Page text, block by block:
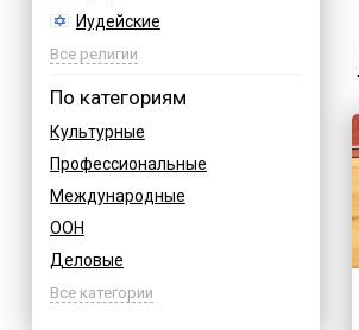
Болгария
Босния
Бразилия
Великобритания
Венгрия
Вьетнам
Германия
Иудейские
Буддийские
Все религии
По категориям
Культурные
Профессиональные
Международные
ООН
Деловые
Дни воинской славы России
Все категории